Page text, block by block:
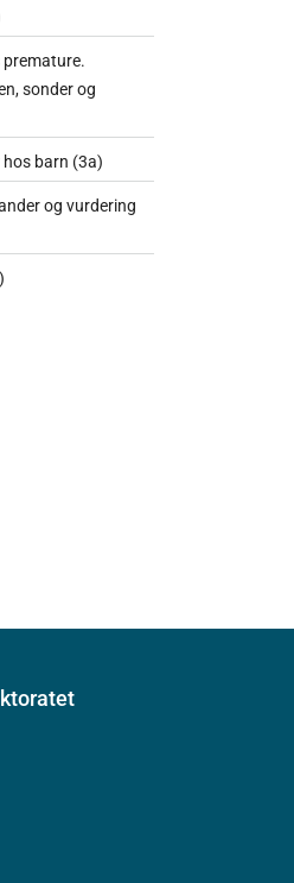
sonder og
barn (3a)
og vurdering